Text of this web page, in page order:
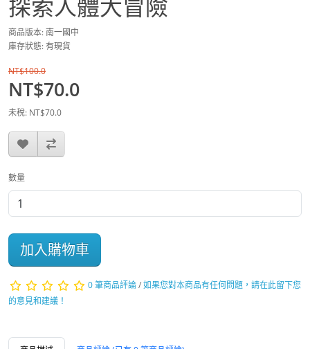
探索人體大冒險
商品版本: 南一國中
庫存狀態: 有現貨
NT$100.0
NT$70.0
未稅: NT$70.0
數量
加入購物車
0 筆商品評論/如果您對本商品有任何問題，請在此留下您
的意見和建議！